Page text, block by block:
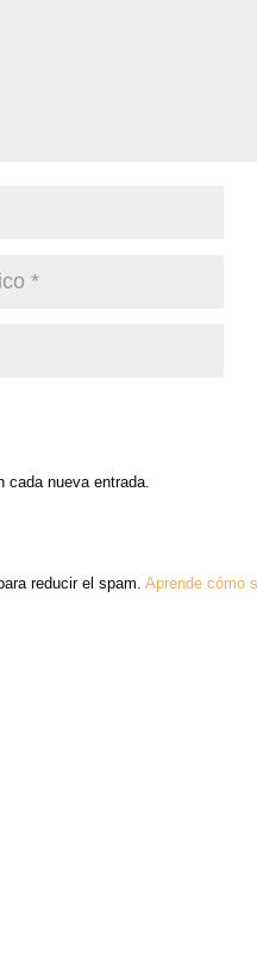
cada nueva entrada.
reducir el spam.Aprende cómo